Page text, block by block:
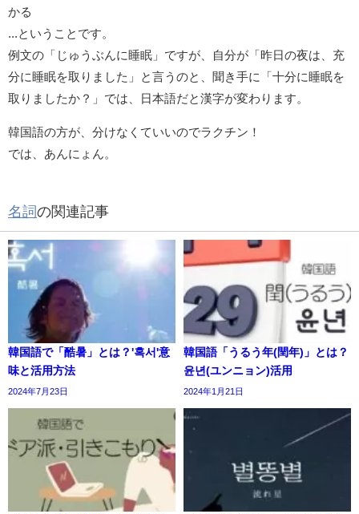
かる
...ということです。
例文の「じゅうぶんに睡眠」ですが、自分が「昨日の夜は、充
分に睡眠を取りました」と言うのと、聞き手に「十分に睡眠を
取りましたか？」では、日本語だと漢字が変わります。
韓国語の方が、分けなくていいのでラクチン！
では、あんにょん。
名詞の関連記事
韓国語で「酷暑」とは？'혹서'意
味と活用方法
2024年7月23日
韓国語「うるう年(閏年)」とは？
윤년(ユンニョン)活用
2024年1月21日